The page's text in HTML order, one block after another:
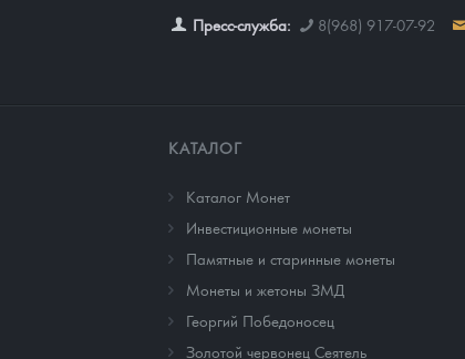
Пресс-служба: 8(968) 917-07-92
КАТАЛОГ
Каталог Монет
Инвестиционные монеты
Памятные и старинные монеты
Монеты и жетоны ЗМД
Георгий Победоносец
Золотой червонец Сеятель